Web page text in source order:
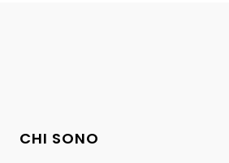
CHI SONO